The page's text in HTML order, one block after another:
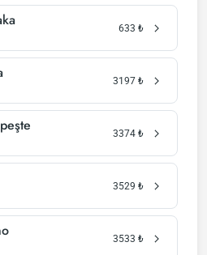
633 ₺
3197 ₺
3374 ₺
3529 ₺
3533 ₺